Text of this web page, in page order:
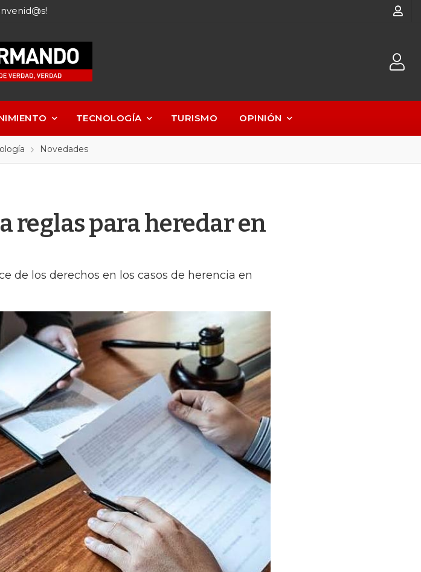
TECNOLOGÍA TURISMO OPINIÓN
Novedades
reglas para heredar en
de los derechos en los casos de herencia en